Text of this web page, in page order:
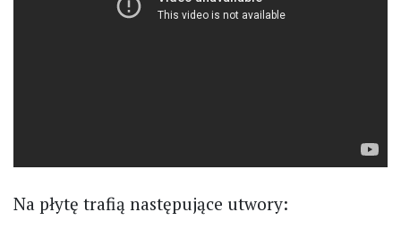
Na płytę trafią następujące utwory: